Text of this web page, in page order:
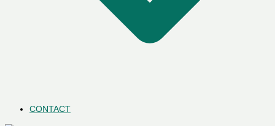
CONTACT